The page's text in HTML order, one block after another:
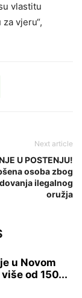
vlastitu
vjeru“,
Next article
U POSTENJU!
osoba zbog
ilegalnog
oružja
u Novom
od 150...